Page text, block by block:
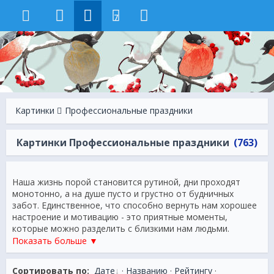
7
Картинки Профессиональные праздники
Картинки Профессиональные праздники (763)
Наша жизнь порой становится рутиной, дни проходят
монотонно, а на душе пусто и грустно от будничных
забот. Единственное, что способно вернуть нам хорошее
настроение и мотивацию - это приятные моменты,
которые можно разделить с близкими нам людьми.
Картинки с изображением праздника, словно приближают
наступающий торжественный момент! Мгновенно
Показать больше ▼
Сортировать по: Дате · Названию · Рейтингу ·